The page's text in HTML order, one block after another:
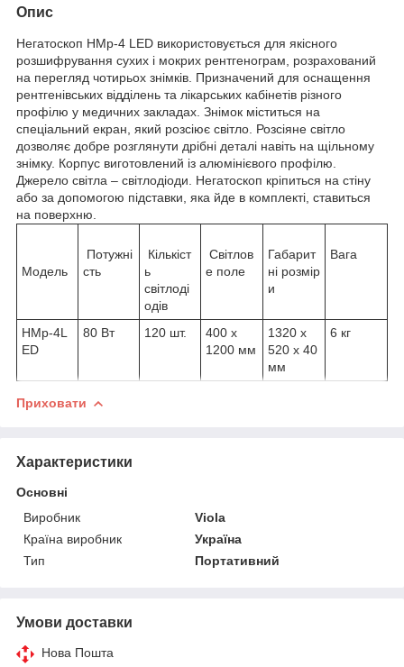
Опис
Негатоскоп НМр-4 LED використовується для якісного
розшифрування сухих і мокрих рентгенограм, розрахований
на перегляд чотирьох знімків. Призначений для оснащення
рентгенівських відділень та лікарських кабінетів різного
профілю у медичних закладах. Знімок міститься на
спеціальний екран, який розсіює світло. Розсіяне світло
дозволяє добре розглянути дрібні деталі навіть на щільному
знімку. Корпус виготовлений із алюмінієвого профілю.
Джерело світла – світлодіоди. Негатоскоп кріпиться на стіну
або за допомогою підставки, яка йде в комплекті, ставиться
на поверхню.
Модель
Потужні
сть
Кількіст
ь
світлоді
одів
Світлов
е поле
Габарит
ні розмір
и
Вага
НМр-4L
ED
80 Вт 120 шт.
400 х
1200 мм
1320 х
520 х 40
мм
6 кг
Приховати
Характеристики
Основні
Виробник
Viola
Країна виробник
Україна
Тип
Портативний
Умови доставки
Нова Пошта